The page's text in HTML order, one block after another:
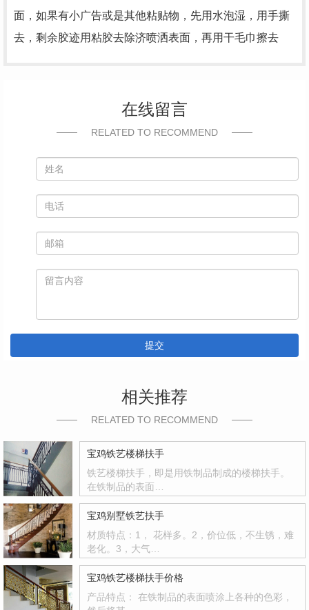
面，如果有小广告或是其他粘贴物，先用水泡湿，用手撕
去，剩余胶迹用粘胶去除济喷洒表面，再用干毛巾擦去
在线留言
RELATED TO RECOMMEND
提交
相关推荐
RELATED TO RECOMMEND
宝鸡铁艺楼梯扶手
铁艺楼梯扶手，即是用铁制品制成的楼梯扶手。
在铁制品的表面…
宝鸡别墅铁艺扶手
材质特点：1， 花样多。2，价位低，不生锈，难
老化。3，大气…
宝鸡铁艺楼梯扶手价格
产品特点： 在铁制品的表面喷涂上各种的色彩，